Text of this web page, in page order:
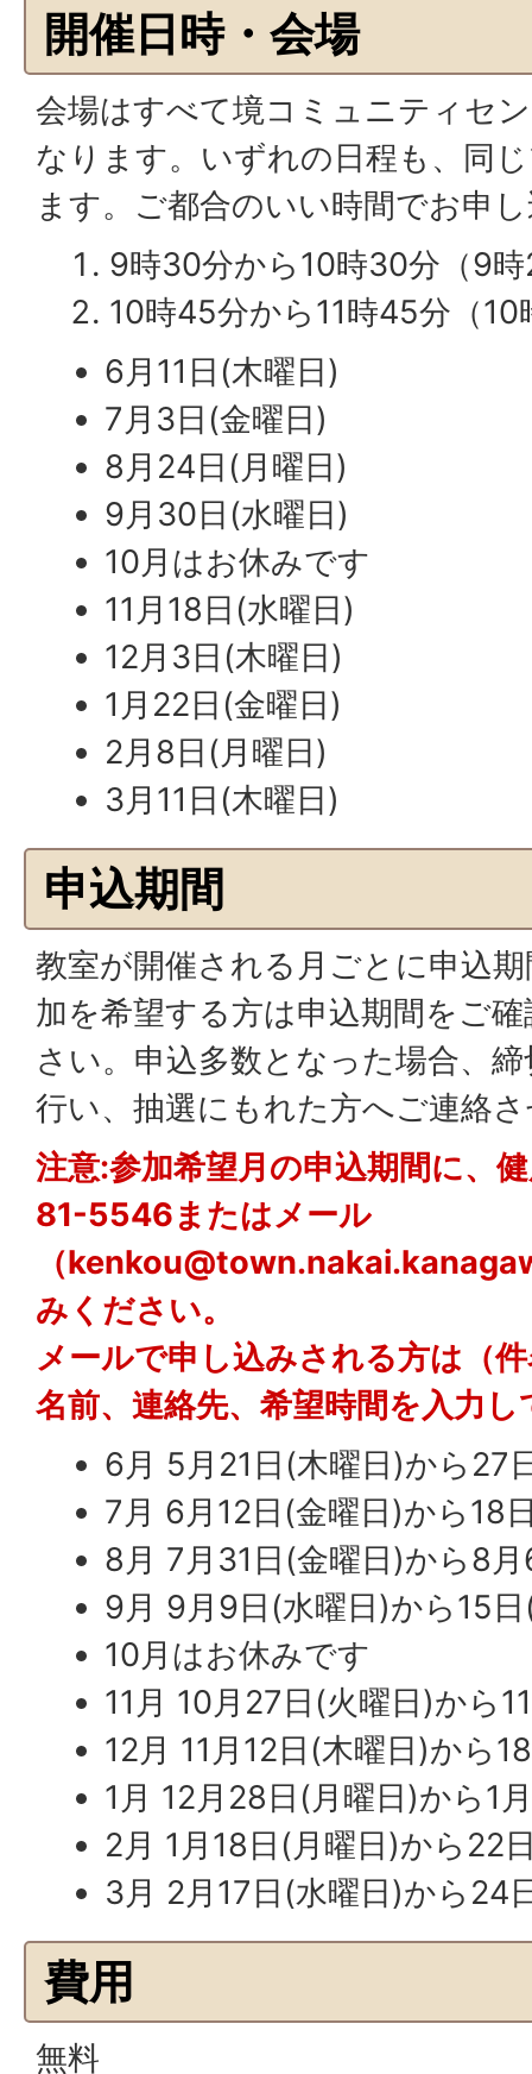
開催日時・会場
会場はすべて境コミュニティセ
なります。いずれの日程も、同
ます。ご都合のいい時間でお申
9時30分から10時30分（9
10時45分から11時45分（
6月11日(木曜日)
7月3日(金曜日)
8月24日(月曜日)
9月30日(水曜日)
10月はお休みです
11月18日(水曜日)
12月3日(木曜日)
1月22日(金曜日)
2月8日(月曜日)
3月11日(木曜日)
申込期間
教室が開催される月ごとに申込
加を希望する方は申込期間をご
さい。申込多数となった場合、
行い、抽選にもれた方へご連絡
注意:参加希望月の申込期間に、
81-5546またはメール
（
みください。
メールで申し込みされる方は（
名前、連絡先、希望時間を入力
6月 5月21日(木曜日)から27
7月 6月12日(金曜日)から18
8月 7月31日(金曜日)から8
9月 9月9日(水曜日)から15
10月はお休みです
11月 10月27日(火曜日)から
12月 11月12日(木曜日)から
1月 12月28日(月曜日)から1
2月 1月18日(月曜日)から22
3月 2月17日(水曜日)から24
費用
無料